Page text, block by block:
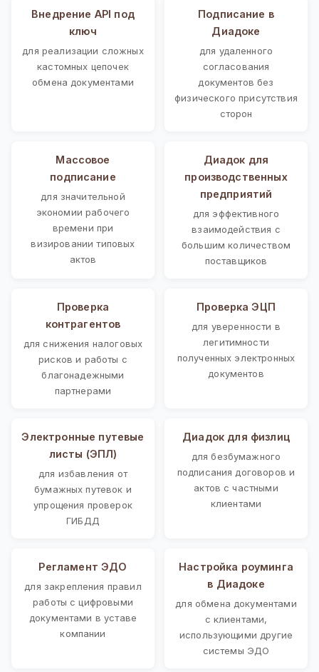
Внедрение API под
ключ
для реализации сложных
кастомных цепочек
обмена документами
Подписание в
Диадоке
для удаленного
согласования
документов без
физического присутствия
сторон
Массовое
подписание
для значительной
экономии рабочего
времени при
визировании типовых
актов
Диадок для
производственных
предприятий
для эффективного
взаимодействия с
большим количеством
поставщиков
Проверка
контрагентов
для снижения налоговых
рисков и работы с
благонадежными
партнерами
Проверка ЭЦП
для уверенности в
легитимности
полученных электронных
документов
Электронные путевые
листы (ЭПЛ)
для избавления от
бумажных путевок и
упрощения проверок
ГИБДД
Диадок для физлиц
для безбумажного
подписания договоров и
актов с частными
клиентами
Регламент ЭДО
для закрепления правил
работы с цифровыми
документами в уставе
компании
Настройка роуминга
в Диадоке
для обмена документами
с клиентами,
использующими другие
системы ЭДО